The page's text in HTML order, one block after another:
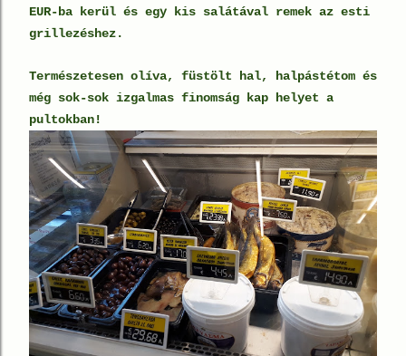
EUR-ba kerül és egy kis salátával remek az esti
grillezéshez.
Természetesen olíva, füstölt hal, halpástétom és
még sok-sok izgalmas finomság kap helyet a
pultokban!